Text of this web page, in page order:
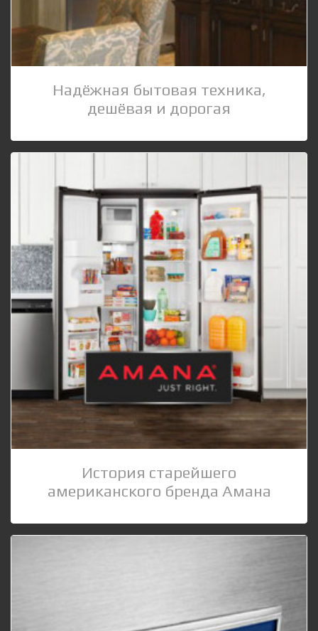
Надёжная бытовая техника,
дешёвая и дорогая
История старейшего
американского бренда Амана